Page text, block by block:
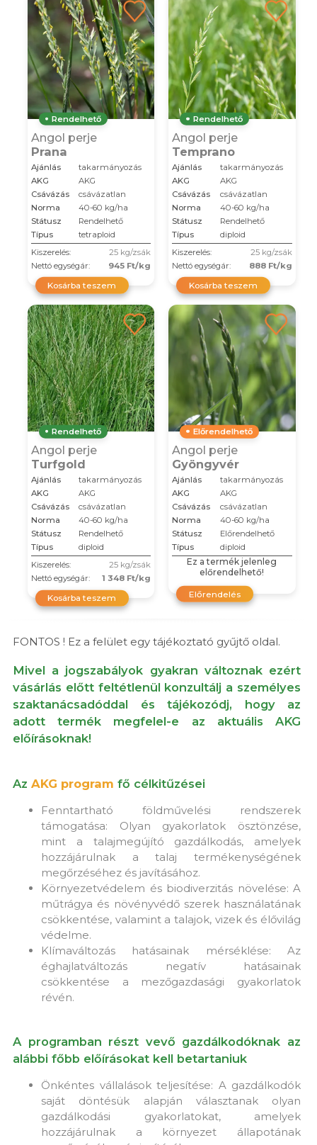
Rendelhető
Angol perje
Prana
Ajánlás
takarmányozás
AKG
AKG
Csávázás
csávázatlan
Norma
40-60 kg/ha
Státusz
Rendelhető
Típus
tetraploid
Kiszerelés:
25 kg/zsák
Nettó egységár:
945 Ft/kg
Kosárba teszem
Rendelhető
Angol perje
Temprano
Ajánlás
takarmányozás
AKG
AKG
Csávázás
csávázatlan
Norma
40-60 kg/ha
Státusz
Rendelhető
Típus
diploid
Kiszerelés:
25 kg/zsák
Nettó egységár:
888 Ft/kg
Kosárba teszem
Rendelhető
Angol perje
Turfgold
Ajánlás
takarmányozás
AKG
AKG
Csávázás
csávázatlan
Norma
40-60 kg/ha
Státusz
Rendelhető
Típus
diploid
Kiszerelés:
25 kg/zsák
Nettó egységár:
1 348 Ft/kg
Kosárba teszem
Előrendelhető
Angol perje
Gyöngyvér
Ajánlás
takarmányozás
AKG
AKG
Csávázás
csávázatlan
Norma
40-60 kg/ha
Státusz
Előrendelhető
Típus
diploid
Ez a termék jelenleg
előrendelhető!
Előrendelés
FONTOS ! Ez a felület egy tájékoztató gyűjtő oldal.
Mivel a jogszabályok gyakran változnak ezért
vásárlás előtt feltétlenül konzultálj a személyes
szaktanácsadóddal és tájékozódj, hogy az
adott termék megfelel-e az aktuális AKG
előírásoknak!
Az AKG program fő célkitűzései
Fenntartható földművelési rendszerek
támogatása: Olyan gyakorlatok ösztönzése,
mint a talajmegújító gazdálkodás, amelyek
hozzájárulnak a talaj termékenységének
megőrzéséhez és javításához.
Környezetvédelem és biodiverzitás növelése: A
műtrágya és növényvédő szerek használatának
csökkentése, valamint a talajok, vizek és élővilág
védelme.
Klímaváltozás hatásainak mérséklése: Az
éghajlatváltozás negatív hatásainak
csökkentése a mezőgazdasági gyakorlatok
révén.
A programban részt vevő gazdálkodóknak az
alábbi főbb előírásokat kell betartaniuk
Önkéntes vállalások teljesítése: A gazdálkodók
saját döntésük alapján választanak olyan
gazdálkodási gyakorlatokat, amelyek
hozzájárulnak a környezet állapotának